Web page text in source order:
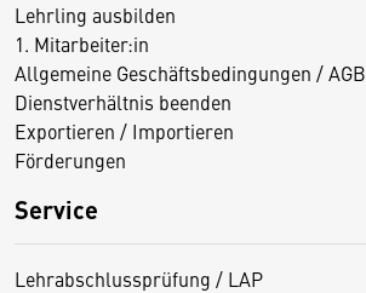
Lehrling ausbilden
1. Mitarbeiter:in
Allgemeine Geschäftsbedingungen / AGB
Dienstverhältnis beenden
Exportieren / Importieren
Förderungen
Service
Lehrabschlussprüfung / LAP